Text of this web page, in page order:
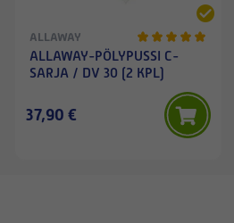
ALLAWAY
ALLAWAY-PÖLYPUSSI C-
SARJA / DV 30 (2 KPL)
37,90 €